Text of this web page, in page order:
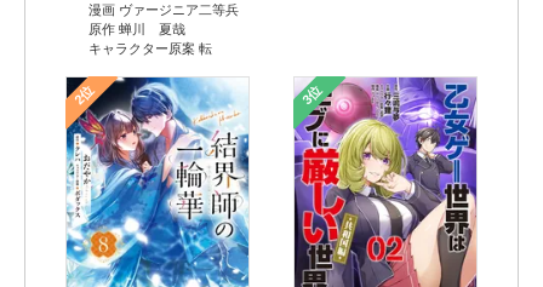
漫画 ヴァージニア二等兵
原作 蝉川 夏哉
キャラクター原案 転
2位 3位